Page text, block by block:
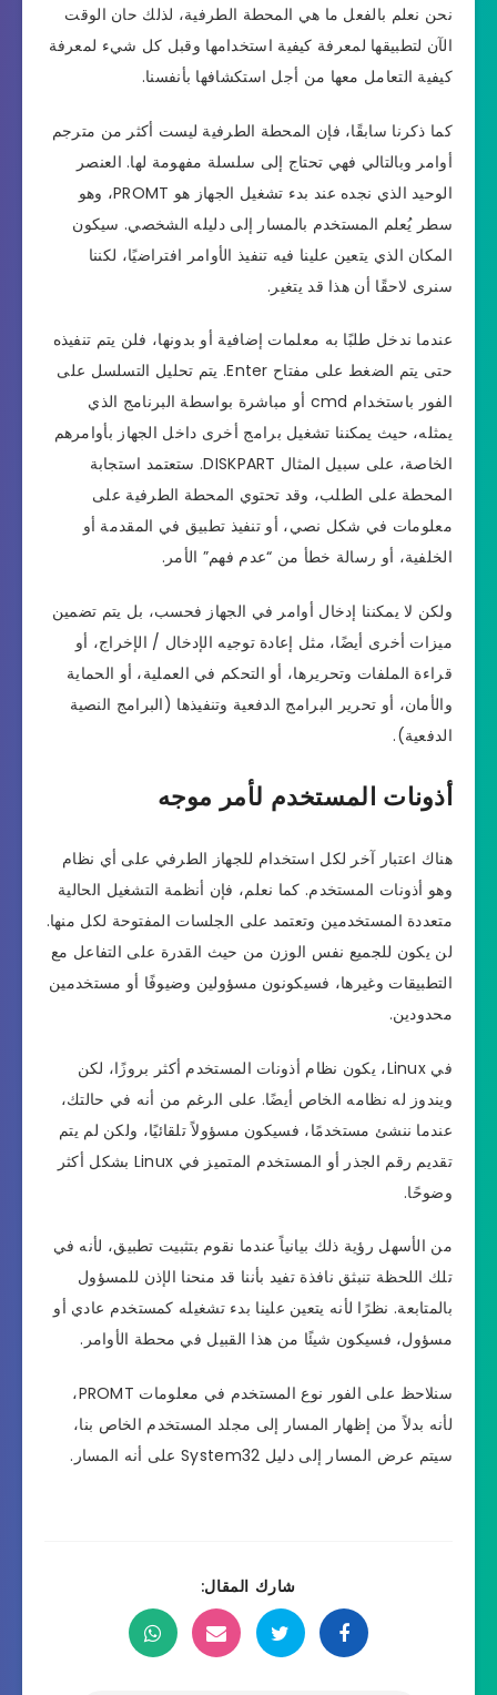
نحن نعلم بالفعل ما هي المحطة الطرفية، لذلك حان الوقت
الآن لتطبيقها لمعرفة كيفية استخدامها وقبل كل شيء لمعرفة
كيفية التعامل معها من أجل استكشافها بأنفسنا.
كما ذكرنا سابقًا، فإن المحطة الطرفية ليست أكثر من مترجم
أوامر وبالتالي فهي تحتاج إلى سلسلة مفهومة لها. العنصر
الوحيد الذي نجده عند بدء تشغيل الجهاز هو PROMT، وهو
سطر يُعلم المستخدم بالمسار إلى دليله الشخصي. سيكون
المكان الذي يتعين علينا فيه تنفيذ الأوامر افتراضيًا، لكننا
سنرى لاحقًا أن هذا قد يتغير.
عندما ندخل طلبًا به معلمات إضافية أو بدونها، فلن يتم تنفيذه
حتى يتم الضغط على مفتاح Enter. يتم تحليل التسلسل على
الفور باستخدام cmd أو مباشرة بواسطة البرنامج الذي
يمثله، حيث يمكننا تشغيل برامج أخرى داخل الجهاز بأوامرهم
الخاصة، على سبيل المثال DISKPART. ستعتمد استجابة
المحطة على الطلب، وقد تحتوي المحطة الطرفية على
معلومات في شكل نصي، أو تنفيذ تطبيق في المقدمة أو
الخلفية، أو رسالة خطأ من “عدم فهم” الأمر.
ولكن لا يمكننا إدخال أوامر في الجهاز فحسب، بل يتم تضمين
ميزات أخرى أيضًا، مثل إعادة توجيه الإدخال / الإخراج، أو
قراءة الملفات وتحريرها، أو التحكم في العملية، أو الحماية
والأمان، أو تحرير البرامج الدفعية وتنفيذها (البرامج النصية
الدفعية).
أذونات المستخدم لأمر موجه
هناك اعتبار آخر لكل استخدام للجهاز الطرفي على أي نظام
وهو أذونات المستخدم. كما نعلم، فإن أنظمة التشغيل الحالية
متعددة المستخدمين وتعتمد على الجلسات المفتوحة لكل منها.
لن يكون للجميع نفس الوزن من حيث القدرة على التفاعل مع
التطبيقات وغيرها، فسيكونون مسؤولين وضيوفًا أو مستخدمين
محدودين.
في Linux، يكون نظام أذونات المستخدم أكثر بروزًا، لكن
ويندوز له نظامه الخاص أيضًا. على الرغم من أنه في حالتك،
عندما ننشئ مستخدمًا، فسيكون مسؤولاً تلقائيًا، ولكن لم يتم
تقديم رقم الجذر أو المستخدم المتميز في Linux بشكل أكثر
وضوحًا.
من الأسهل رؤية ذلك بيانياً عندما نقوم بتثبيت تطبيق، لأنه في
تلك اللحظة تنبثق نافذة تفيد بأننا قد منحنا الإذن للمسؤول
بالمتابعة. نظرًا لأنه يتعين علينا بدء تشغيله كمستخدم عادي أو
مسؤول، فسيكون شيئًا من هذا القبيل في محطة الأوامر.
سنلاحظ على الفور نوع المستخدم في معلومات PROMT،
لأنه بدلاً من إظهار المسار إلى مجلد المستخدم الخاص بنا،
سيتم عرض المسار إلى دليل System32 على أنه المسار.
شارك المقال: